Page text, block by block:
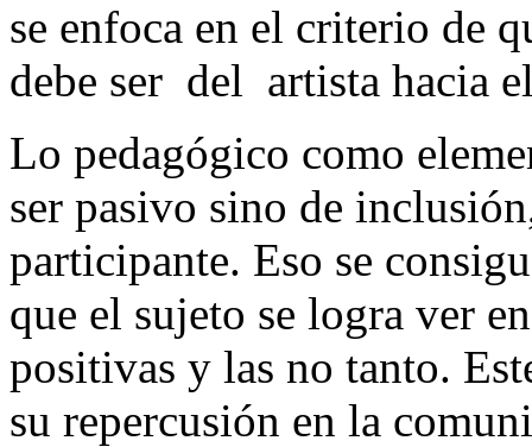
se enfoca en el criterio de
debe ser del artista hacia
Lo pedagógico como
ser pasivo sino de
participante. Eso se
que el sujeto se logra ver
positivas y las no tanto.
su repercusión en la